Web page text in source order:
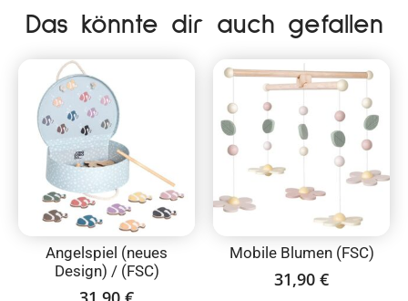
Das könnte dir auch gefallen
Angelspiel (neues
Design) / (FSC)
Mobile Blumen (FSC)
31,90 €